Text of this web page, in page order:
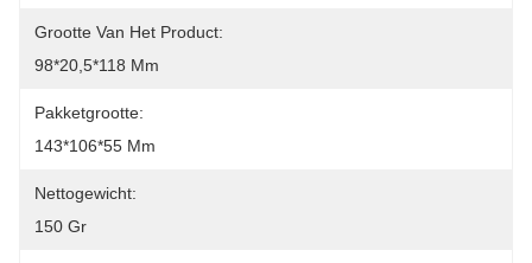
Grootte Van Het Product:
98*20,5*118 Mm
Pakketgrootte:
143*106*55 Mm
Nettogewicht:
150 Gr